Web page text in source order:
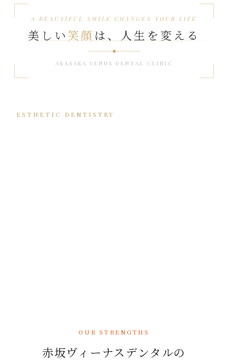
A BEAUTIFUL SMILE CHANGES YOUR LIFE
美しい笑顔 は、人生を変える
AKASAKA VENUS DENTAL CLINIC
ESTHETIC DENTISTRY
OUR STRENGTHS
赤坂ヴィーナスデンタルの